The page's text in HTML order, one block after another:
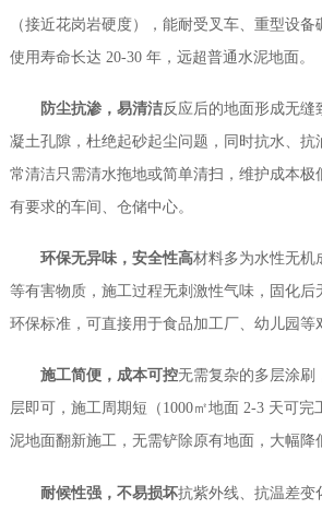
（接近花岗岩硬度），能耐受叉车、重型设备
使用寿命长达 20-30 年，远超普通水泥地面。
防尘抗渗，易清洁反应后的地面形成无缝
凝土孔隙，杜绝起砂起尘问题，同时抗水、抗
常清洁只需清水拖地或简单清扫，维护成本极
有要求的车间、仓储中心。
环保无异味，安全性高材料多为水性无机
等有害物质，施工过程无刺激性气味，固化后
环保标准，可直接用于食品加工厂、幼儿园等
施工简便，成本可控无需复杂的多层涂刷
层即可，施工周期短（1000㎡地面 2-3 天可完
泥地面翻新施工，无需铲除原有地面，大幅降
耐候性强，不易损坏抗紫外线、抗温差变